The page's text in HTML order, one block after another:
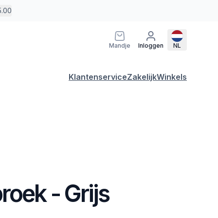
Mandje Inloggen NL
KlantenserviceZakelijkWinkels
- Grijs